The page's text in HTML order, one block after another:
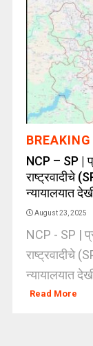
NCP – SP |
राष्ट्रवादीचे
न्यायालयात
August 23, 2025
NCP - SP |
राष्ट्रवादीचे
न्यायालयात
Read More